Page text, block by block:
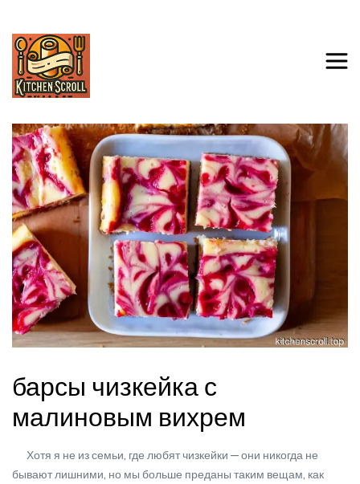
барсы чизкейка с
малиновым вихрем
Хотя я не из семьи, где любят чизкейки — они никогда не
бывают лишними, но мы больше преданы таким вещам, как